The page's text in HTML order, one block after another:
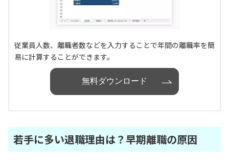
従業員人数、離職者数などを入力することで年間の離職率を簡
易に計算することができます。
無料ダウンロード
若手に多い退職理由は？早期離職の原因